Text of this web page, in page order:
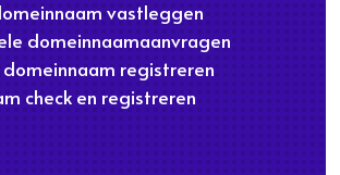
vastleggen
domeinnaamaanvragen
registreren
check en registreren